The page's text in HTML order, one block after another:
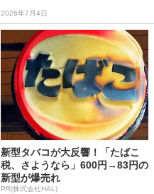
2026年7月4日
新型タバコが大反響！「たばこ
税、さようなら」600円→83円の
新型が爆売れ
PR(株式会社HAL)